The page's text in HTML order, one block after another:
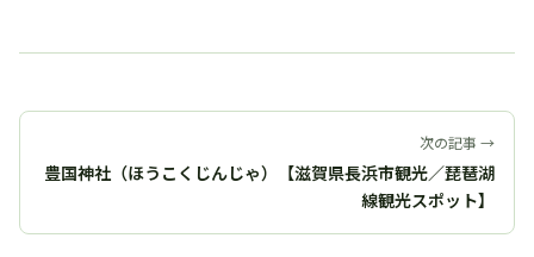
次の記事 →
豊国神社（ほうこくじんじゃ）【滋賀県長浜市観光／琵琶湖
線観光スポット】